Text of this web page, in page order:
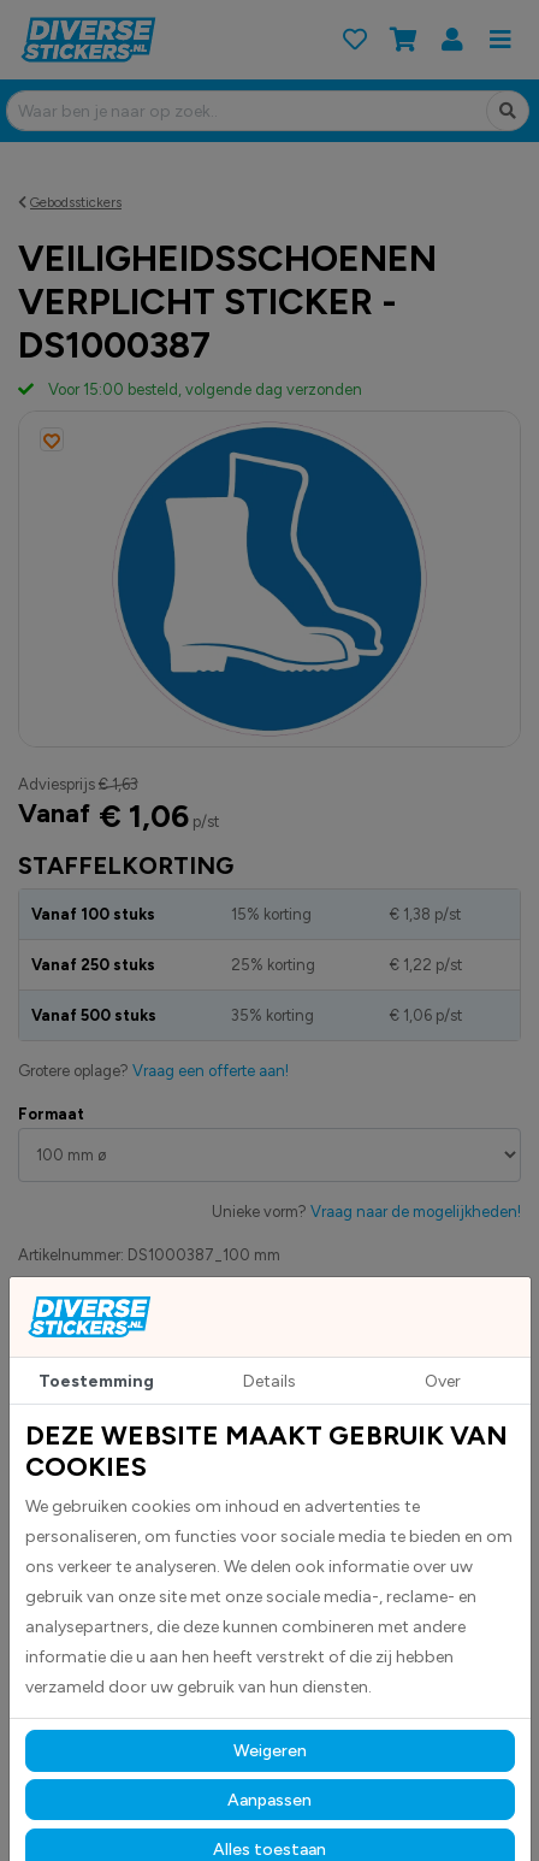
Gebodsstickers
VEILIGHEIDSSCHOENEN
VERPLICHT STICKER -
DS1000387
Artikelnummer: DS1000387_100 mm
Eigen productie
Zakelijk betaling op factuur mogelijk
Uv-bestendig & weersbestendigheid
High-tack folie met maximale grip
Formaat
Unieke vorm? Vraag naar de mogelijkheden!
STAFFELKORTING
Vanaf 100 stuks 15% korting € 1,38 p/st
Vanaf 250 stuks 25% korting € 1,22 p/st
Vanaf 500 stuks 35% korting € 1,06p/st
Grotere oplage? Vraag een offerte aan!
Adviesprijs € 1,63
Vanaf € 1,06p/st
Voor 15:00 besteld, volgende dag verzonden
Custom sticker maken?
BESCHRIJVING
cirkelvormige stickers.Deze worden standaard geleverd in blauw met
daarin een wit pictogram.
SPECIFICATIES
Toestemming Details Over
DEZE WEBSITE MAAKT GEBRUIK VAN
COOKIES
We gebruiken cookies om inhoud en advertenties te
personaliseren, om functies voor sociale media te bieden en om
ons verkeer te analyseren. We delen ook informatie over uw
gebruik van onze site met onze sociale media-, reclame- en
analysepartners, die deze kunnen combineren met andere
informatie die u aan hen heeft verstrekt of die zij hebben
verzameld door uw gebruik van hun diensten.
Weigeren
Aanpassen
Alles toestaan